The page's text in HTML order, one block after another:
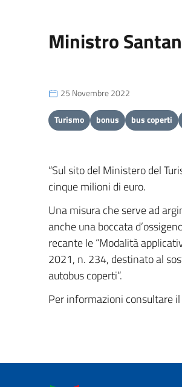
Ministro
25 Novembre 2022
Turismo bonus bus coperti
“Sul sito del Ministero del
cinque milioni di euro.
Una misura che serve ad
anche una boccata
recante le “Modalità
2021, n. 234, destinato al
autobus coperti”.
Per informazioni consultare